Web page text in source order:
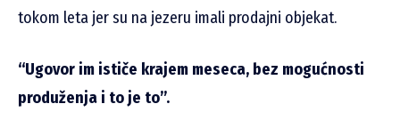
tokom leta jer su na jezeru imali prodajni objekat.
“Ugovor im ističe krajem meseca, bez mogućnosti
produženja i to je to”.